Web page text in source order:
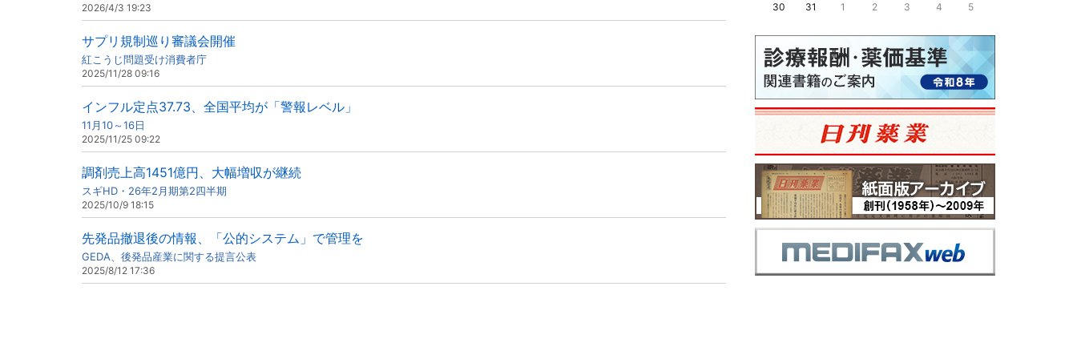
2026/4/3 19:23
サプリ規制巡り審議会開催
紅こうじ問題受け消費者庁
2025/11/28 09:16
インフル定点37.73、全国平均が「警報レベル」
11月10～16日
2025/11/25 09:22
調剤売上高1451億円、大幅増収が継続
スギHD・26年2月期第2四半期
2025/10/9 18:15
先発品撤退後の情報、「公的システム」で管理を
GEDA、後発品産業に関する提言公表
2025/8/12 17:36
30 31 1 2 3 4 5